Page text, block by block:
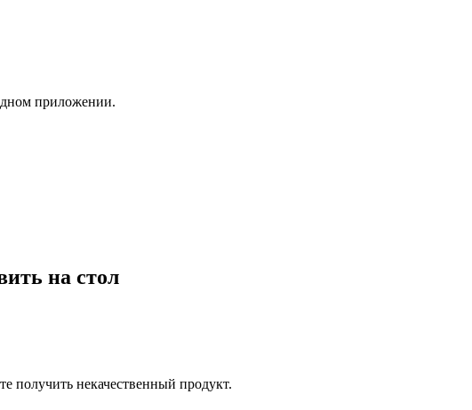
приложении.
на стол
получить некачественный продукт.